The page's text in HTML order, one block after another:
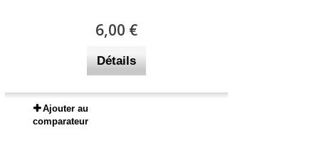
6,00 €
Détails
Ajouter au
comparateur